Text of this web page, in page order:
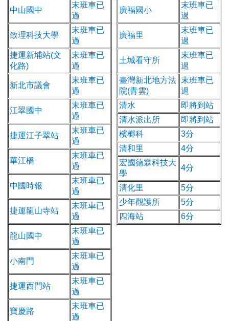
中山國中
末班車已
過
致理科技大學
末班車已
過
捷運新埔站(文
化路)
末班車已
過
新北市議會
末班車已
過
江翠國中
末班車已
過
捷運江子翠站
末班車已
過
華江橋
末班車已
過
中國時報
末班車已
過
捷運龍山寺站
末班車已
過
龍山國中
末班車已
過
小南門
末班車已
過
捷運西門站
末班車已
過
寶慶路
末班車已
過
廣福國小
末班車已
過
廣福里
末班車已
過
土城看守所
末班車已
過
臺灣新北地方法
院(青雲)
末班車已
過
清水
即將到站
清水派出所
即將到站
檳榔科
3分
清和里
4分
宏國德霖科技大
學
4分
清化里
5分
少年觀護所
5分
四海站
6分